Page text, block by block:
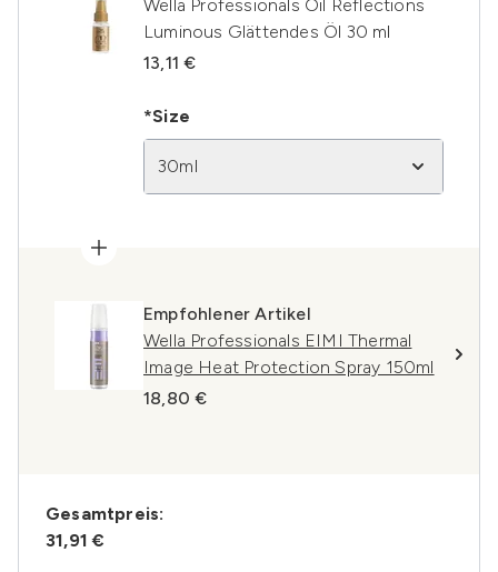
Wella Professionals Oil Reflections
Luminous Glättendes Öl 30 ml
13,11 €
*Size
30ml
Empfohlener Artikel
Wella Professionals EIMI Thermal
Image Heat Protection Spray 150ml
18,80 €
Gesamtpreis:
31,91 €